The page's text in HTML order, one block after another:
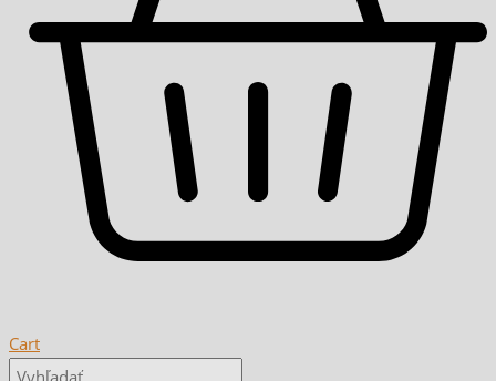
Cart